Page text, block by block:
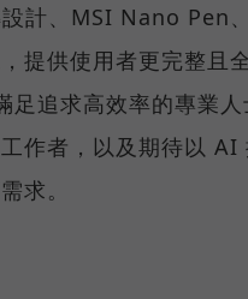
計、MSI Nano Pen
提供使用者更完整且
足追求高效率的專業
作者，以及期待以 AI
求。